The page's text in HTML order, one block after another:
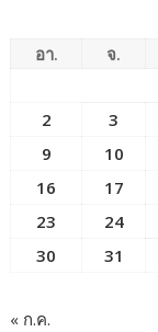
อา. จ.
2
3
9
10
16
17
23
24
30
31
« ก.ค.